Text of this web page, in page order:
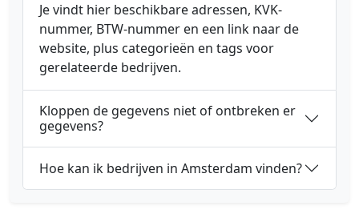
Je vindt hier beschikbare adressen, KVK-
nummer, BTW-nummer en een link naar de
website, plus categorieën en tags voor
gerelateerde bedrijven.
Kloppen de gegevens niet of ontbreken er
gegevens?
Hoe kan ik bedrijven in Amsterdam vinden?